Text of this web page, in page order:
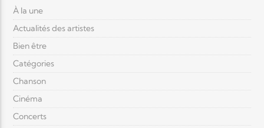
À la une
Actualités des artistes
Bien être
Catégories
Chanson
Cinéma
Concerts